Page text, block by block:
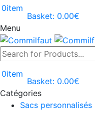
0item
Basket: 0.00€
Menu
0item
Basket: 0.00€
Catégories
Sacs personnalisés